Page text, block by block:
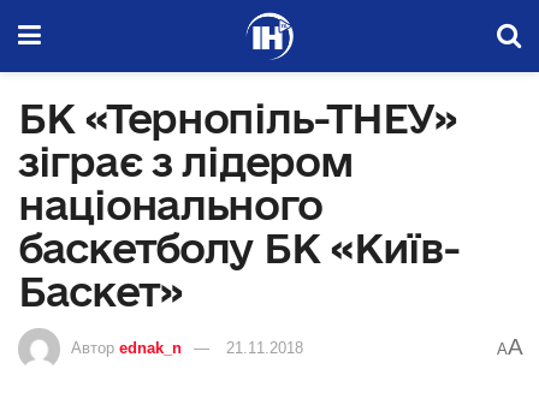
БК «Тернопіль-ТНЕУ»
зіграє з лідером
національного
баскетболу БК «Київ-
Баскет»
Автор ednak_n 21.11.2018 AA